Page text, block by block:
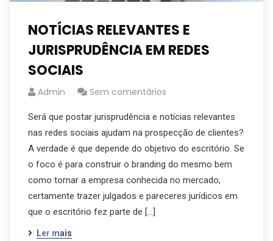
NOTÍCIAS RELEVANTES E
JURISPRUDÊNCIA EM REDES
SOCIAIS
Admin Sem comentários
Será que postar jurisprudência e notícias relevantes
nas redes sociais ajudam na prospecção de clientes?
A verdade é que depende do objetivo do escritório. Se
o foco é para construir o branding do mesmo bem
como tornar a empresa conhecida no mercado,
certamente trazer julgados e pareceres jurídicos em
que o escritório fez parte de […]
Ler mais